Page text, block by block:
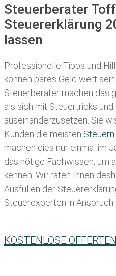
Steuerberater
Steuererklärung
lassen
Professionelle Tipps und
können bares Geld wert
Steuerberater machen das
als sich mit Steuertricks
auseinanderzusetzen. Sie
Kunden die meisten
machen dies nur einmal im
das nötige Fachwissen, um
kennen. Wir raten Ihnen
Ausfüllen der
Steuerexperten in Anspruch
KOSTENLOSE